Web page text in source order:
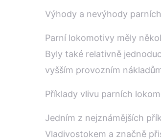
Výhody a nevýhody
Parní lokomotivy měly
Byly také relativně
vyšším provozním
Příklady vlivu parních
Jedním z nejznámějších
Vladivostokem a značně